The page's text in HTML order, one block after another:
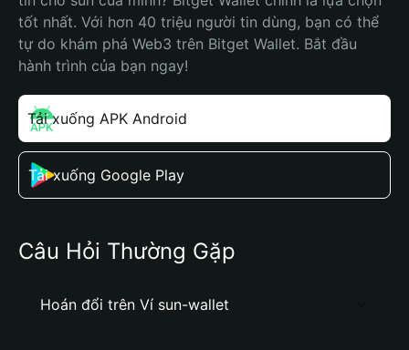
tốt nhất. Với hơn 40 triệu người tin dùng, bạn có thể
tự do khám phá Web3 trên Bitget Wallet. Bắt đầu
hành trình của bạn ngay!
Tải xuống APK Android
Tải xuống Google Play
Câu Hỏi Thường Gặp
Hoán đổi trên Ví sun-wallet